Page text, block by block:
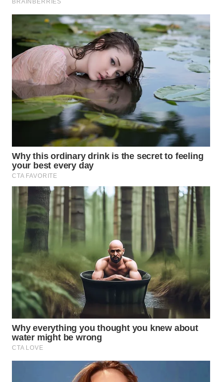
NATUNA
WN
BINTAN
WN
MANDALIKA
WN
WN
LABUANBAJO
BORNEO
Wahana
Media
WAHANA
NEWS
WAHANA
TANI
WAHANA